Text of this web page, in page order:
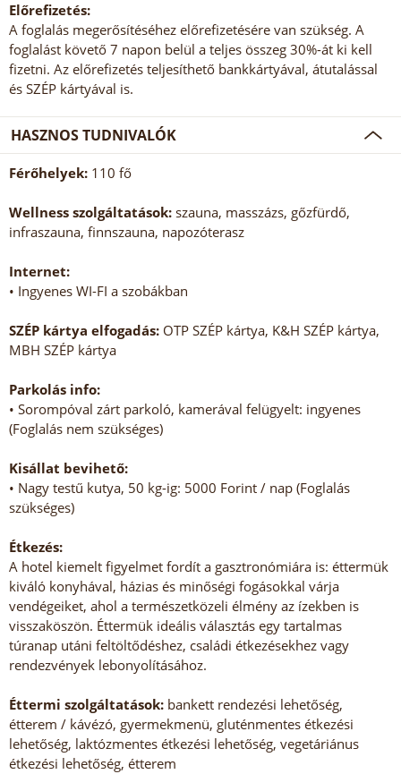
Előrefizetés:
A foglalás megerősítéséhez előrefizetésére van szükség. A
foglalást követő 7 napon belül a teljes összeg 30%-át ki kell
fizetni. Az előrefizetés teljesíthető bankkártyával, átutalással
és SZÉP kártyával is.
HASZNOS TUDNIVALÓK
Férőhelyek: 110 fő
Wellness szolgáltatások: szauna, masszázs, gőzfürdő,
infraszauna, finnszauna, napozóterasz
Internet:
• Ingyenes WI-FI a szobákban
SZÉP kártya elfogadás: OTP SZÉP kártya, K&H SZÉP kártya,
MBH SZÉP kártya
Parkolás info:
• Sorompóval zárt parkoló, kamerával felügyelt: ingyenes
(Foglalás nem szükséges)
Kisállat bevihető:
• Nagy testű kutya, 50 kg-ig: 5000 Forint / nap (Foglalás
szükséges)
Étkezés:
A hotel kiemelt figyelmet fordít a gasztronómiára is: éttermük
kiváló konyhával, házias és minőségi fogásokkal várja
vendégeiket, ahol a természetközeli élmény az ízekben is
visszaköszön. Éttermük ideális választás egy tartalmas
túranap utáni feltöltődéshez, családi étkezésekhez vagy
rendezvények lebonyolításához.
Éttermi szolgáltatások: bankett rendezési lehetőség,
étterem / kávézó, gyermekmenü, gluténmentes étkezési
lehetőség, laktózmentes étkezési lehetőség, vegetáriánus
étkezési lehetőség, étterem